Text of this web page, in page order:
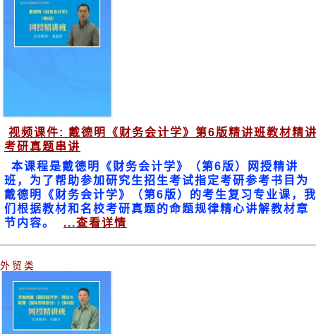
视频课件: 戴德明《财务会计学》第6版精讲班教材精
考研真题串讲
本课程是戴德明《财务会计学》（第6版）网授精讲
班，为了帮助参加研究生招生考试指定考研参考书目为
戴德明《财务会计学》（第6版）的考生复习专业课，我
们根据教材和名校考研真题的命题规律精心讲解教材章
节内容。
...查看详情
外贸类